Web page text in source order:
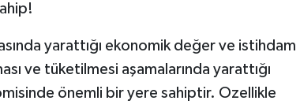
yarattığı ekonomik değer ve istihdam
ve tüketilmesi aşamalarında yarattığı
önemli bir yere sahiptir. Ozellikle